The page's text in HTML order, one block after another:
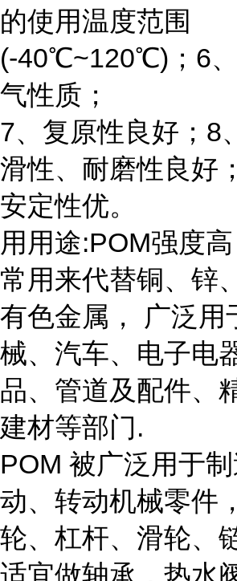
的使用温度范围
(-40℃~120℃)；6
气性质；
7、复原性良好；8
滑性、耐磨性良好
安定性优。
用用途:POM强度高
常用来代替铜、锌
有色金属， 广泛用
械、汽车、电子电
品、管道及配件、
建材等部门.
POM 被广泛用于
动、转动机械零件
轮、杠杆、滑轮、
适宜做轴承，热水